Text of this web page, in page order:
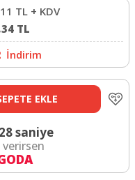
TL + KDV
TL
İndirim
EKLE
28 saniye